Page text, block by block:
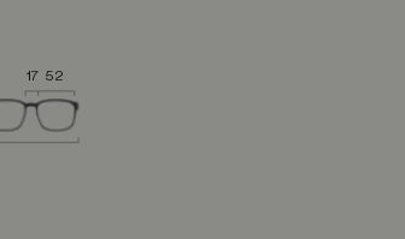
17 52